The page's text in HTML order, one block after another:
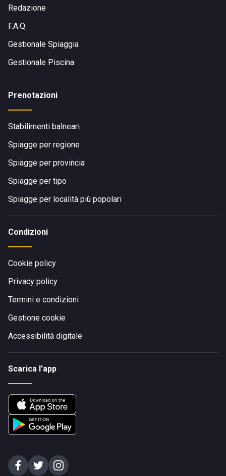
Redazione
F.A.Q.
Gestionale Spiaggia
Gestionale Piscina
Prenotazioni
Stabilimenti balneari
Spiagge per regione
Spiagge per provincia
Spiagge per tipo
Spiagge per località più popolari
Condizioni
Cookie policy
Privacy policy
Termini e condizioni
Gestione cookie
Accessibilità digitale
Scarica l'app